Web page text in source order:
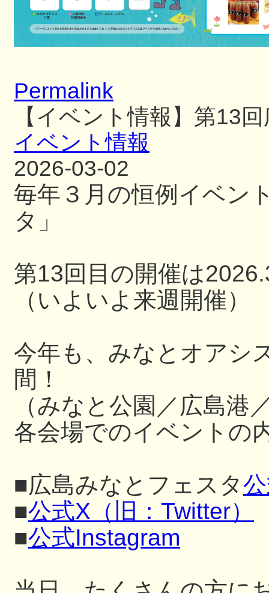
Permalink
【イベント情報】第13
イベント情報
2026-03-02
毎年３月の恒例イベン
タ」
第13回目の開催は
（いよいよ来週開催）
今年も、みなとオアシ
間！
（みなと公園／広島港
各会場でのイベントの
■広島みなとフェスタ
■公式X（旧：Twitter）
■公式Instagram